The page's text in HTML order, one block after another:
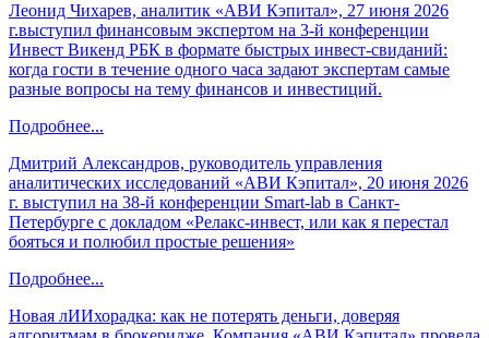
Леонид Чихарев, аналитик «АВИ Кэпитал», 27 июня 2026
г.выступил финансовым экспертом на 3-й конференции
Инвест Викенд РБК в формате быстрых инвест-свиданий:
когда гости в течение одного часа задают экспертам самые
разные вопросы на тему финансов и инвестиций.
Подробнее...
Дмитрий Александров, руководитель управления
аналитических исследований «АВИ Кэпитал», 20 июня 2026
г. выступил на 38-й конференции Smart-lab в Санкт-
Петербурге с докладом «Релакс-инвест, или как я перестал
бояться и полюбил простые решения»
Подробнее...
Новая лИИхорадка: как не потерять деньги, доверяя